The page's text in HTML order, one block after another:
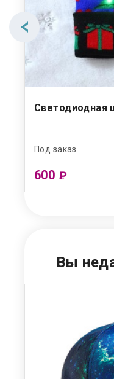
Светодиодная
Под заказ
600 ₽
Вы